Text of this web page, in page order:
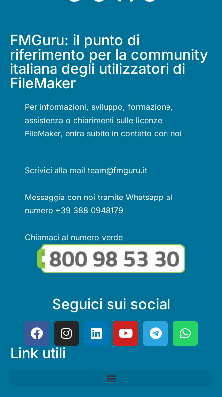
FMGuru: il punto di
riferimento per la community
italiana degli utilizzatori di
FileMaker
Per informazioni, sviluppo, formazione,
assistenza o chiarimenti sulle licenze
FileMaker, entra subito in contatto con noi
Scrivici alla mail team@fmguru.it
Messaggia con noi tramite Whatsapp al
numero +39 388 0948179
Chiamaci al numero verde
Seguici sui social
Link utili